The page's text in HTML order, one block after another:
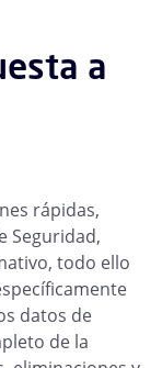
a
rápidas,
Seguridad,
todo ello
datos de
de la